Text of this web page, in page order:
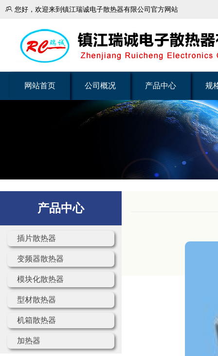
 您好，欢迎来到镇江瑞诚电子散热器有限公司官方网站
网站首页 公司概况 产品中心 规
产品中心
插片散热器
变频器散热器
模块化散热器
型材散热器
机箱散热器
加热器